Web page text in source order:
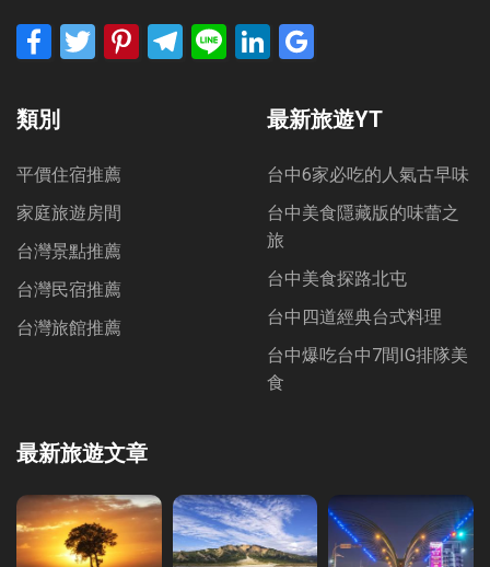
FacebookTwitter PinterestTelegram
Line LinkedIn
類別
平價住宿推薦
家庭旅遊房間
台灣景點推薦
台灣民宿推薦
台灣旅館推薦
最新旅遊文章
最新旅遊YT
台中6家必吃的人氣古早味
台中美食隱藏版的味蕾之
旅
台中美食探路北屯
台中四道經典台式料理
台中爆吃台中7間IG排隊美
食